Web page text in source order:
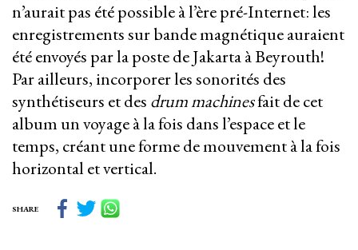
n’aurait pas été possible à l’ère pré-Internet: les
enregistrements sur bande magnétique auraient
été envoyés par la poste de Jakarta à Beyrouth!
Par ailleurs, incorporer les sonorités des
synthétiseurs et des drum machinesfait de cet
album un voyage à la fois dans l’espace et le
temps, créant une forme de mouvement à la fois
horizontal et vertical.
SHARE